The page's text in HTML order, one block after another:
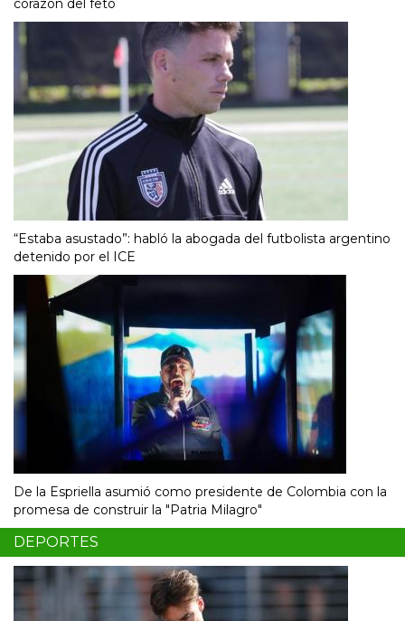
“Estaba asustado”: habló la abogada del futbolista argentino
detenido por el ICE
De la Espriella asumió como presidente de Colombia con la
promesa de construir la "Patria Milagro"
DEPORTES